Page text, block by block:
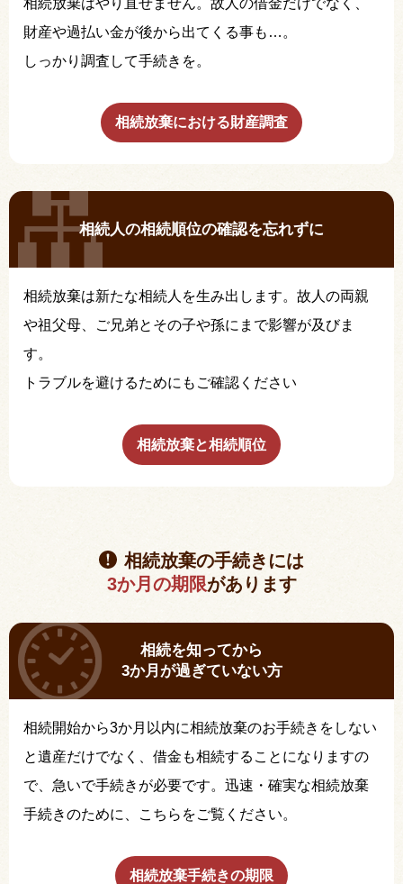
相続放棄はやり直せません。故人の借金だけでなく、
財産や過払い金が後から出てくる事も…。
しっかり調査して手続きを。
相続放棄における財産調査
相続人の相続順位の確認を忘れずに
相続放棄は新たな相続人を生み出します。故人の両親
や祖父母、ご兄弟とその子や孫にまで影響が及びま
す。
トラブルを避けるためにもご確認ください
相続放棄と相続順位
相続放棄の手続きには
3か月の期限があります
相続を知ってから
3か月が過ぎていない方
相続開始から3か月以内に相続放棄のお手続きをしない
と遺産だけでなく、借金も相続することになりますの
で、急いで手続きが必要です。迅速・確実な相続放棄
手続きのために、こちらをご覧ください。
相続放棄手続きの期限